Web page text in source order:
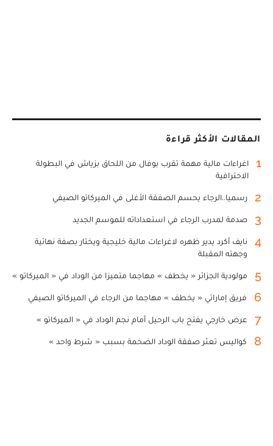
المقالات الأكثر قراءة
1
اغراءات مالية مهمة تقرب بوفال من اللحاق بزياش في البطولة
الاحترافية
2 رسميا..الرجاء يحسم الصفقة الأغلى في الميركاتو الصيفي
3 صدمة لمدرب الرجاء في استعداداته للموسم الجديد
4
نايف أكرد يدير ظهره لاغراءات مالية خليجية ويختار بصفة نهائية
وجهته المقبلة
5 مولودية الجزائر « يخطف » مهاجما متميزا من الوداد في « الميركاتو »
6 فريق إماراتي « يخطف » مهاجما من الرجاء في الميركاتو الصيفي
7 عرض خارجي يفتح باب الرحيل أمام نجم الوداد في « الميركاتو »
8 كواليس تعثر صفقة الوداد الضخمة بسبب « شرط واحد »